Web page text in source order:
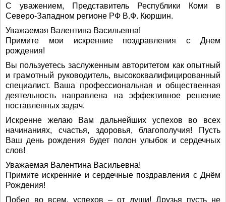
С уважением, Представитель Республики Коми в
Северо-Западном регионе РФ В.Ф. Кюршин.
Уважаемая Валентина Васильевна!
Примите мои искренние поздравления с Днем
рождения!
Вы пользуетесь заслуженным авторитетом как опытный
и грамотный руководитель, высококвалифицированный
специалист. Ваша профессиональная и общественная
деятельность направлена на эффективное решение
поставленных задач.
Искренне желаю Вам дальнейших успехов во всех
начинаниях, счастья, здоровья, благополучия! Пусть
Ваш день рождения будет полон улыбок и сердечных
слов!
Уважаемая Валентина Васильевна!
Примите искренние и сердечные поздравления с Днём
Рождения!
Побед во всем, успехов – от души! Друзья пусть не